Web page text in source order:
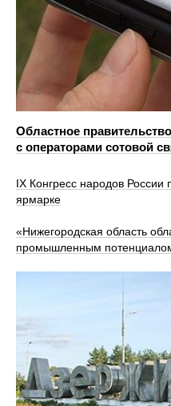
Областное
с операторами сотовой
IX Конгресс народов России
ярмарке
«Нижегородская область
промышленным